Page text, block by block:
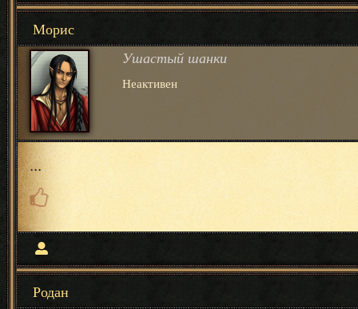
Морис
Ушастый шанки
Неактивен
...
Родан